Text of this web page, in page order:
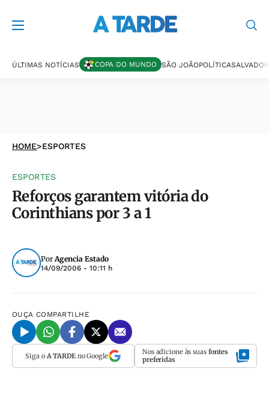
ÚLTIMAS NOTÍCIAS COPA DO MUNDO SÃO JOÃOPOLÍTICASALVADOR
HOME>ESPORTES
ESPORTES
Reforços garantem vitória do
Corinthians por 3 a 1
PorAgencia Estado
14/09/2006 - 10:11 h
OUÇA COMPARTILHE
Siga o A TARDEno Google Nos adicione às suas fontes
preferidas